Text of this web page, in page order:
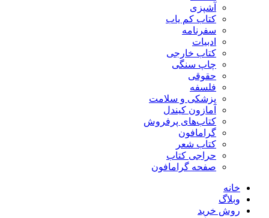
آشپزی
کتاب کم یاب
سفرنامه
ادبیات
کتاب خارجی
چاپ سنگی
حقوقی
فلسفه
پزشکی و سلامت
آمازون کیندل
کتاب‌های پرفروش
گرامافون
کتاب شعر
حراجی کتاب
صفحه گرامافون
خانه
وبلاگ
روش خرید